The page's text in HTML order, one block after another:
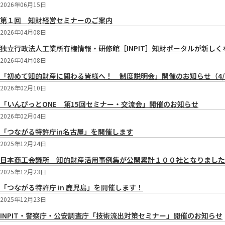
2026年06月15日
第１回 知財経営セミナーのご案内
2026年04月08日
独立行政法人工業所有権情報・研修館［INPIT］知財ポータルが新しく
2026年04月08日
「初めて知的財産に関わる皆様へ！ 制度説明会」開催のお知らせ（4/
2026年02月10日
「いんぴっとONE 第15回セミナー・交流会」開催のお知らせ
2026年02月04日
「つながる特許庁in名古屋」を開催します
2025年12月24日
日本商工会議所 知的財産活用事例集が公開累計１００社となりました
2025年12月23日
「つながる特許庁 in 鹿児島」を開催します！
2025年12月23日
INPIT・警察庁・公安調査庁「技術流出対策セミナー」開催のお知らせ